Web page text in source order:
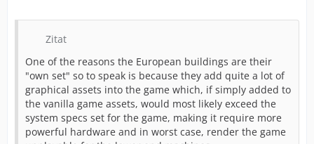
Zitat
One of the reasons the European buildings are their
"own set" so to speak is because they add quite a lot of
graphical assets into the game which, if simply added to
the vanilla game assets, would most likely exceed the
system specs set for the game, making it require more
powerful hardware and in worst case, render the game